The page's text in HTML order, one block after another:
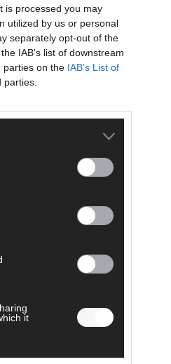
is processed you may
utilized by us or personal
separately opt-out of the
IAB’s list of downstream
parties on the IAB’s List of
it
AD